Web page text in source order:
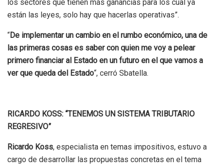
los sectores que tienen más ganancias para los cual ya
están las leyes, solo hay que hacerlas operativas”.
“De implementar un cambio en el rumbo económico, una de
las primeras cosas es saber con quien me voy a pelear
primero financiar al Estado en un futuro en el que vamos a
ver que queda del Estado“, cerró Sbatella.
RICARDO KOSS: “TENEMOS UN SISTEMA TRIBUTARIO
REGRESIVO”
Ricardo Koss, especialista en temas impositivos, estuvo a
cargo de desarrollar las propuestas concretas en el tema